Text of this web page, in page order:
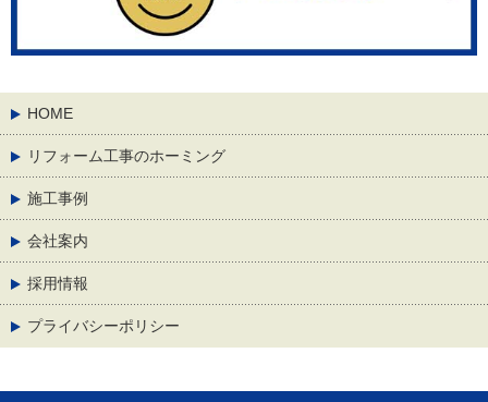
HOME
リフォーム工事のホーミング
施工事例
会社案内
採用情報
プライバシーポリシー